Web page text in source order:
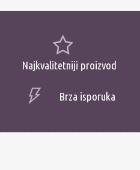
Najkvalitetniji proizvod
Brza isporuka